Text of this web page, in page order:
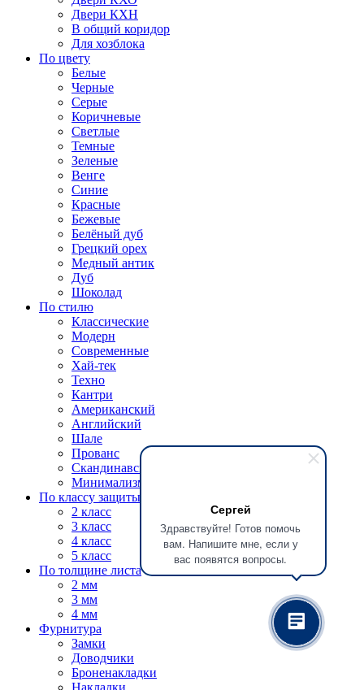
Сергей
Здравствуйте! Готов помочь
вам. Напишите мне, если у
вас появятся вопросы.
Двери КХН
В общий коридор
Для хозблока
По цвету
Белые
Черные
Серые
Коричневые
Светлые
Темные
Зеленые
Венге
Синие
Красные
Бежевые
Белёный дуб
Грецкий орех
Медный антик
Дуб
Шоколад
По стилю
Классические
Модерн
Современные
Хай-тек
Техно
Кантри
Американский
Английский
Шале
Прованс
Скандинавский
Минимализм
По классу защиты
2 класс
3 класс
4 класс
5 класс
По толщине листа
2 мм
3 мм
4 мм
Фурнитура
Замки
Доводчики
Броненакладки